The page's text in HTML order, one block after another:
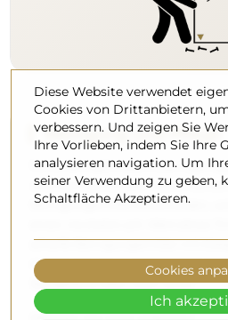
Lieferung nach Hause
Wir bieten einen Lieferservice
die Sendung direkt an Ihrer
Gegen einen Aufpreis von 40 €
Diese Website verwendet
Cookies von Drittanbietern,
verbessern. Und zeigen Sie
Ihre Vorlieben, indem Sie Ihre
analysieren navigation. Um
seiner Verwendung zu geben,
Schaltfläche Akzeptieren.
Cookies
Ich